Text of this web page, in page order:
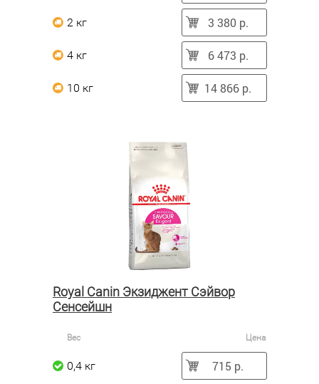
2 кг 3 380 р.
4 кг 6 473 р.
10 кг 14 866 р.
Royal Canin Экзиджент Сэйвор
Сенсейшн
Вес Цена
0,4 кг 715 р.